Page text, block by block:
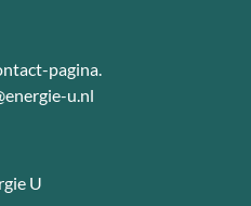
pagina.
u.nl
U